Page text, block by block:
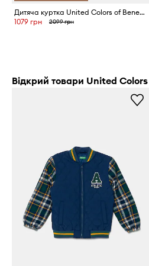
Дитяча куртка United Colors of Benetton
1079 грн
2099 грн
Відкрий товари United